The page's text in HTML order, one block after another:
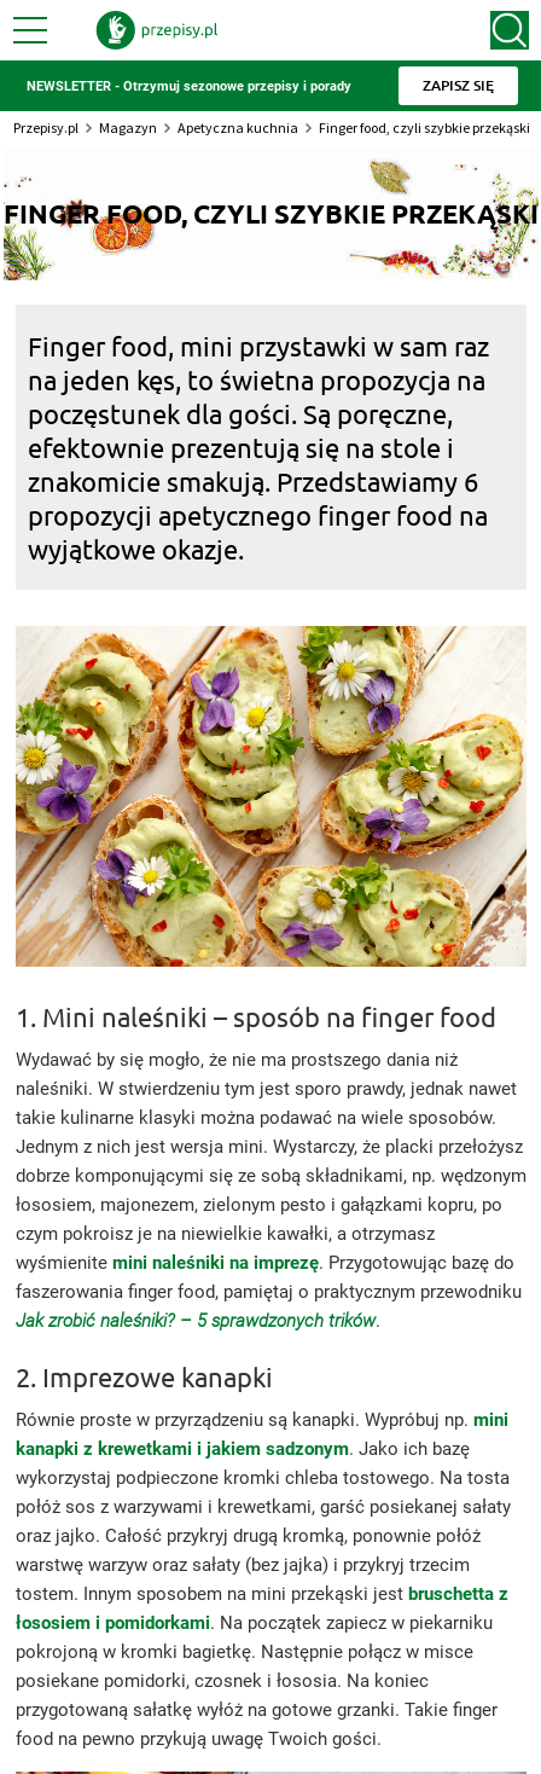
NEWSLETTER - Otrzymuj sezonowe przepisy i porady ZAPISZ SIĘ
Przepisy.pl Magazyn Apetyczna kuchnia Finger food, czyli szybkie przekąski
FINGER FOOD, CZYLI SZYBKIE PRZEKĄSKI
Finger food, mini przystawki w sam raz
na jeden kęs, to świetna propozycja na
poczęstunek dla gości. Są poręczne,
efektownie prezentują się na stole i
znakomicie smakują. Przedstawiamy 6
propozycji apetycznego finger food na
wyjątkowe okazje.
1. Mini naleśniki – sposób na finger food
Wydawać by się mogło, że nie ma prostszego dania niż
naleśniki. W stwierdzeniu tym jest sporo prawdy, jednak nawet
takie kulinarne klasyki można podawać na wiele sposobów.
Jednym z nich jest wersja mini. Wystarczy, że placki przełożysz
dobrze komponującymi się ze sobą składnikami, np. wędzonym
łososiem, majonezem, zielonym pesto i gałązkami kopru, po
czym pokroisz je na niewielkie kawałki, a otrzymasz
wyśmienite mini naleśniki na imprezę. Przygotowując bazę do
faszerowania finger food, pamiętaj o praktycznym przewodniku
Jak zrobić naleśniki? – 5 sprawdzonych trików.
2. Imprezowe kanapki
Równie proste w przyrządzeniu są kanapki. Wypróbuj np. mini
kanapki z krewetkami i jakiem sadzonym. Jako ich bazę
wykorzystaj podpieczone kromki chleba tostowego. Na tosta
połóż sos z warzywami i krewetkami, garść posiekanej sałaty
oraz jajko. Całość przykryj drugą kromką, ponownie połóż
warstwę warzyw oraz sałaty (bez jajka) i przykryj trzecim
tostem. Innym sposobem na mini przekąski jest bruschetta z
łososiem i pomidorkami. Na początek zapiecz w piekarniku
pokrojoną w kromki bagietkę. Następnie połącz w misce
posiekane pomidorki, czosnek i łososia. Na koniec
przygotowaną sałatkę wyłóż na gotowe grzanki. Takie finger
food na pewno przykują uwagę Twoich gości.